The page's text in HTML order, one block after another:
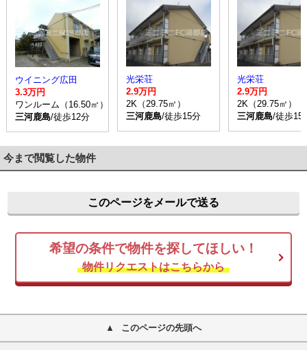
ウイニング広田
3.3万円
ワンルーム（16.50㎡）
三河鹿島/徒歩12分
光栄荘
2.9万円
2K（29.75㎡）
三河鹿島/徒歩15分
光栄荘
2.9万円
2K（29.75㎡）
三河鹿島/徒歩15
今まで閲覧した物件
このページをメールで送る
希望の条件で物件を探してほしい！
物件リクエストはこちらから
このページの先頭へ